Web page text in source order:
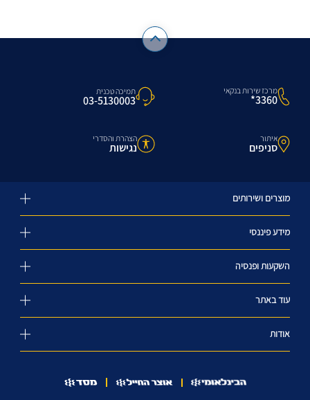
מרכז שירות בנקאי
3360*
תמיכה טכנית
03-5130003
איתור
סניפים
הצהרת והסדרי
נגישות
מוצרים ושירותים
מידע פיננסי
השקעות ופנסיה
עוד באתר
אודות